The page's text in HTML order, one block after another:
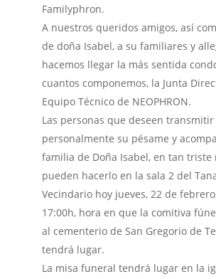
Familyphron.
A nuestros queridos amigos, así
de doña Isabel, a su familiares y
hacemos llegar la más sentida
cuantos componemos, la Junta
Equipo Técnico de NEOPHRON.
Las personas que deseen transmitir
personalmente su pésame y
familia de Doña Isabel, en tan triste
pueden hacerlo en la sala 2 del
Vecindario hoy jueves, 22 de
17:00h, hora en que la comitiva
al cementerio de San Gregorio de
tendrá lugar.
La misa funeral tendrá lugar en la